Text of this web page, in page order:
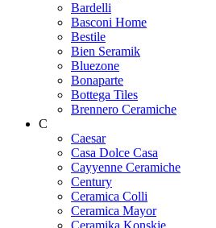
Bardelli
Basconi Home
Bestile
Bien Seramik
Bluezone
Bonaparte
Bottega Tiles
Brennero Ceramiche
C
Caesar
Casa Dolce Casa
Cayyenne Ceramiche
Century
Ceramica Colli
Ceramica Mayor
Ceramika Konskie